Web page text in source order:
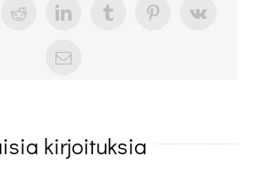
RedditLinkedInTumblrPinterest
Vk
sähköposti
kirjoituksia